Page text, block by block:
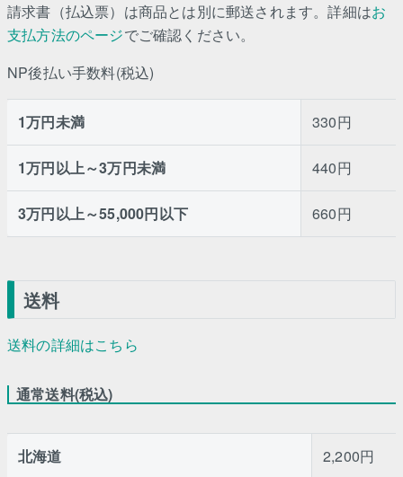
請求書（払込票）は商品とは別に郵送されます。詳細はお
支払方法のページでご確認ください。
NP後払い手数料(税込)
1万円未満 330円
1万円以上～3万円未満 440円
3万円以上～55,000円以下 660円
送料
送料の詳細はこちら
通常送料(税込)
北海道 2,200円